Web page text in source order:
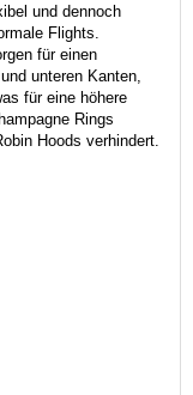
und dennoch
Flights.
für einen
unteren Kanten,
für eine höhere
Rings
Hoods verhindert.